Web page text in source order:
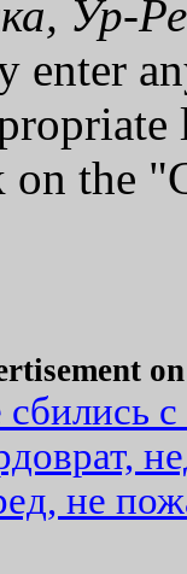
Ур-
enter
the
с
не